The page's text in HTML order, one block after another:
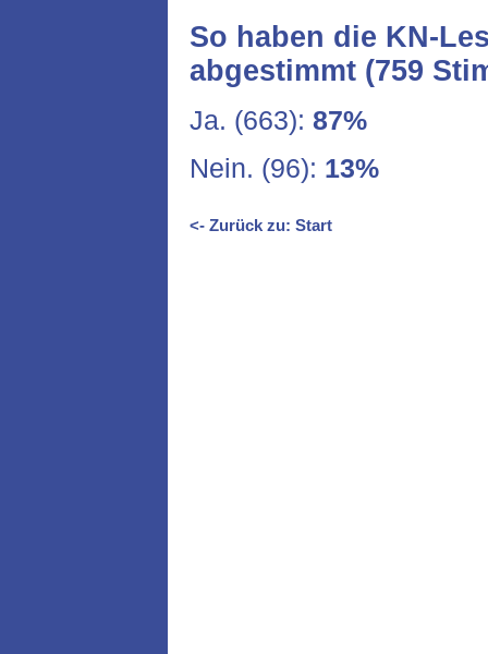
So haben die KN-
abgestimmt (759
Ja. (663): 87%
Nein. (96): 13%
<- Zurück zu: Start